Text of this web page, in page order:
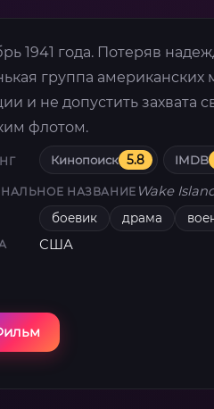
1941 года. Потеряв
группа американских
и не допустить захвата
флотом.
Кинопоиск 5.8 IMDB
НАЗВАНИЕ Wake
боевик драма
США